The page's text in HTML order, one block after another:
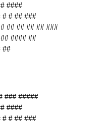
####
# # ## ###
## ## ## ## ###
#### ##
##
### #####
####
# # ## ###